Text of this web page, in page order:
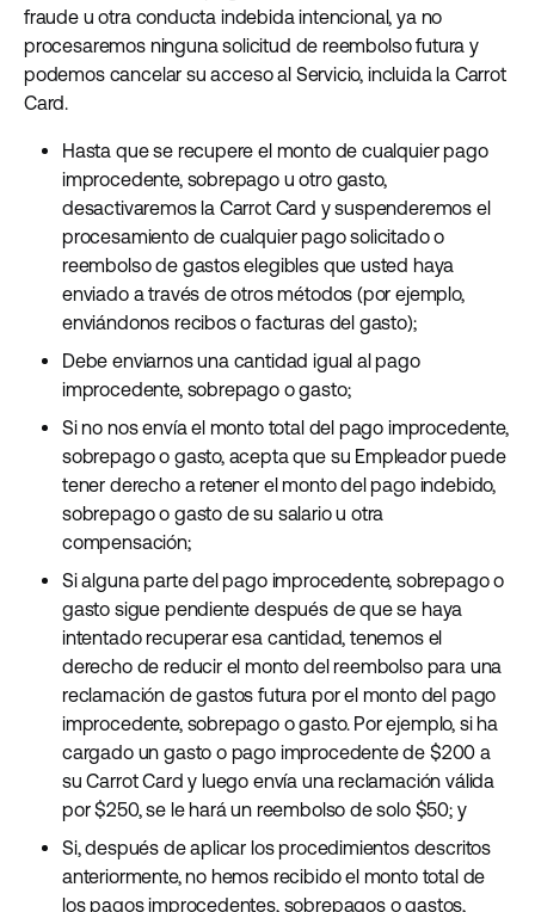
fraude u otra conducta indebida intencional, ya no
procesaremos ninguna solicitud de reembolso futura y
podemos cancelar su acceso al Servicio, incluida la Carrot
Card.
Hasta que se recupere el monto de cualquier pago
improcedente, sobrepago u otro gasto,
desactivaremos la Carrot Card y suspenderemos el
procesamiento de cualquier pago solicitado o
reembolso de gastos elegibles que usted haya
enviado a través de otros métodos (por ejemplo,
enviándonos recibos o facturas del gasto);
Debe enviarnos una cantidad igual al pago
improcedente, sobrepago o gasto;
Si no nos envía el monto total del pago improcedente,
sobrepago o gasto, acepta que su Empleador puede
tener derecho a retener el monto del pago indebido,
sobrepago o gasto de su salario u otra
compensación;
Si alguna parte del pago improcedente, sobrepago o
gasto sigue pendiente después de que se haya
intentado recuperar esa cantidad, tenemos el
derecho de reducir el monto del reembolso para una
reclamación de gastos futura por el monto del pago
improcedente, sobrepago o gasto. Por ejemplo, si ha
cargado un gasto o pago improcedente de $200 a
su Carrot Card y luego envía una reclamación válida
por $250, se le hará un reembolso de solo $50; y
Si, después de aplicar los procedimientos descritos
anteriormente, no hemos recibido el monto total de
los pagos improcedentes, sobrepagos o gastos,